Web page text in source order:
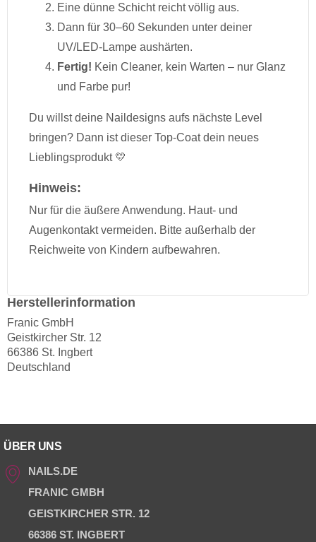
Eine dünne Schicht reicht völlig aus.
Dann für 30–60 Sekunden unter deiner
UV/LED-Lampe aushärten.
Fertig! Kein Cleaner, kein Warten – nur Glanz
und Farbe pur!
Du willst deine Naildesigns aufs nächste Level
bringen? Dann ist dieser Top-Coat dein neues
Lieblingsprodukt 💛
Hinweis:
Nur für die äußere Anwendung. Haut- und
Augenkontakt vermeiden. Bitte außerhalb der
Reichweite von Kindern aufbewahren.
Herstellerinformation
Franic GmbH
Geistkircher Str. 12
66386 St. Ingbert
Deutschland
ÜBER UNS
NAILS.DE
FRANIC GMBH
GEISTKIRCHER STR. 12
66386 ST. INGBERT